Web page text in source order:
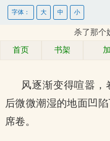
字体： 大 中 小
杀了那个
首页 书架
风逐渐变得喧嚣
后微微潮湿的地面凹
席卷。